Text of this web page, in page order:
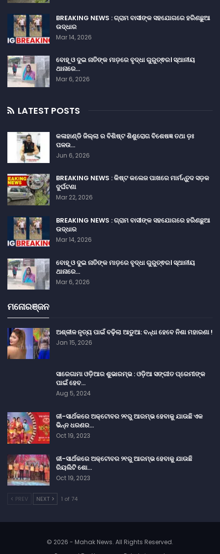
BREAKING NEWS : ଗ୍ରାମ ବାସୀଙ୍କ ସହଯୋଗରେ ହରିଣଛୁଆ
ଉଦ୍ଧାର
Mar 14, 2026
ବୋହୂ ଓ ଦୁଇ ନାତିଙ୍କ ମାଡ଼ରେ ବୃଦ୍ଧା ଗୁରୁତ୍ଵର। ସ୍ଥାନୀୟ
ଥାନାରେ…
Mar 6, 2026
LATEST POSTS
କଳାହାଣ୍ଡି ଜିଲ୍ଲା ର ବିଶିଷ୍ଟ ଶିଶୁରୋଗ ବିଶେଷଜ୍ଞ ତଥା ଡ଼ଃ
ପଳଉ…
Jun 6, 2026
BREAKING NEWS : କିଷ୍ଟ କଲେଜ ପାଖରେ ମାର୍ମନ୍ତୁଦ ସଡ଼କ
ଦୁର୍ଘଟଣା
Mar 22, 2026
BREAKING NEWS : ଗ୍ରାମ ବାସୀଙ୍କ ସହଯୋଗରେ ହରିଣଛୁଆ
ଉଦ୍ଧାର
Mar 14, 2026
ବୋହୂ ଓ ଦୁଇ ନାତିଙ୍କ ମାଡ଼ରେ ବୃଦ୍ଧା ଗୁରୁତ୍ଵର। ସ୍ଥାନୀୟ
ଥାନାରେ…
Mar 6, 2026
ମନୋରଞ୍ଜନ
ଅଶ୍ଳୀଳ ନୃତ୍ୟ ପାଇଁ ବଢ଼ିଲା ଆଡୁଆ: ବନ୍ଧା ହେବେ ନିଶା ମହାରଣା !
Jan 15, 2026
ସାରେଗାମା ଓଡ଼ିଆର ଶୁଭାରମ୍ଭ : ଓଡ଼ିଆ ସଙ୍ଗୀତ ପ୍ରେମୀଙ୍କ
ପାଇଁ ହେବ…
Aug 5, 2024
ଜୀ-ସାର୍ଥକରେ ଅକ୍ଟୋବର ୨୧ରୁ ଆରମ୍ଭ ହେବାକୁ ଯାଉଛି ଏକ
ଭିନ୍ନ ଧରଣର…
Oct 19, 2023
ଜୀ-ସାର୍ଥକରେ ଅକ୍ଟୋବର ୨୧ରୁ ଆରମ୍ଭ ହେବାକୁ ଯାଉଛି
ରିୟଲିଟି ଶୋ…
Oct 19, 2023
PREV NEXT 1 of 74
© 2026 - Mahak News. All Rights Reserved.